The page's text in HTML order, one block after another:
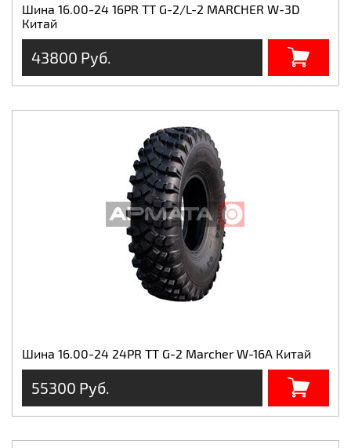
Шина 16.00-24 16PR ТТ G-2/L-2 MARCHER W-3D
Китай
43800 Руб.
Шина 16.00-24 24PR TT G-2 Marcher W-16A Китай
55300 Руб.